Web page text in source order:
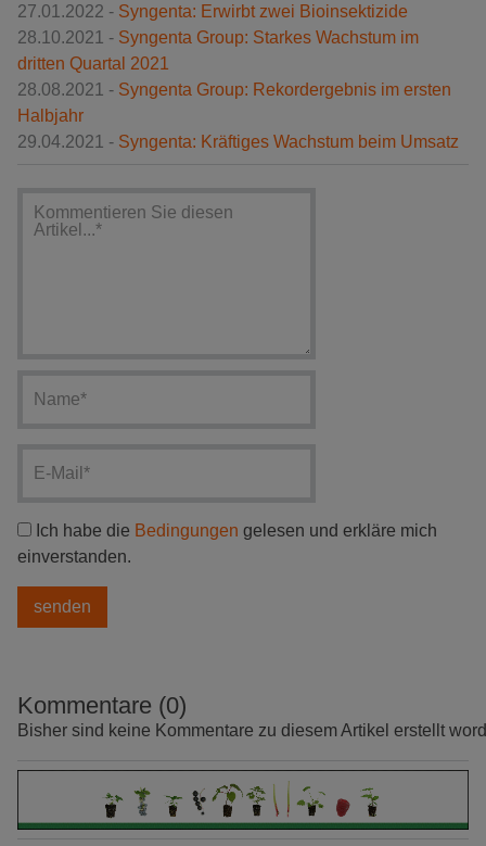
27.01.2022 - Syngenta: Erwirbt zwei Bioinsektizide
28.10.2021 - Syngenta Group: Starkes Wachstum im
dritten Quartal 2021
28.08.2021 - Syngenta Group: Rekordergebnis im ersten
Halbjahr
29.04.2021 - Syngenta: Kräftiges Wachstum beim Umsatz
Ich habe die Bedingungen gelesen und erkläre mich
einverstanden.
Kommentare (0)
Bisher sind keine Kommentare zu diesem Artikel erstellt